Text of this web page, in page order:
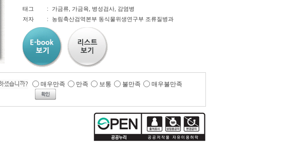
태그 :
가금류, 가금육, 병성검사, 감염병
저자
: 농림축산검역본부 동식물위생연구부 조류질병과
매우만족 만족 보통 불만족 매우불만족